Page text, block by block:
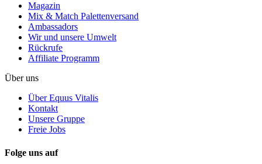
Magazin
Mix & Match Palettenversand
Ambassadors
Wir und unsere Umwelt
Rückrufe
Affiliate Programm
Über uns
Über Equus Vitalis
Kontakt
Unsere Gruppe
Freie Jobs
Folge uns auf